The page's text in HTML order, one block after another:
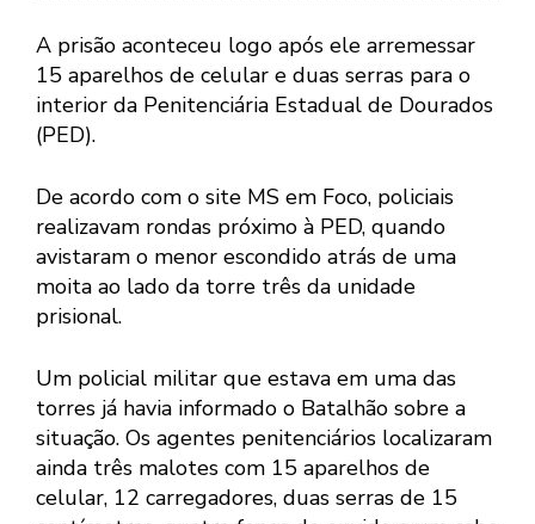
A prisão aconteceu logo após ele arremessar
15 aparelhos de celular e duas serras para o
interior da Penitenciária Estadual de Dourados
(PED).
De acordo com o site MS em Foco, policiais
realizavam rondas próximo à PED, quando
avistaram o menor escondido atrás de uma
moita ao lado da torre três da unidade
prisional.
Um policial militar que estava em uma das
torres já havia informado o Batalhão sobre a
situação. Os agentes penitenciários localizaram
ainda três malotes com 15 aparelhos de
celular, 12 carregadores, duas serras de 15